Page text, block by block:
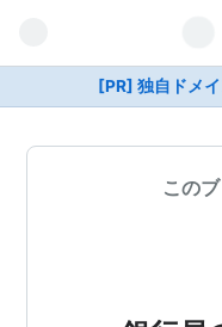
[PR] 独自ドメ
この